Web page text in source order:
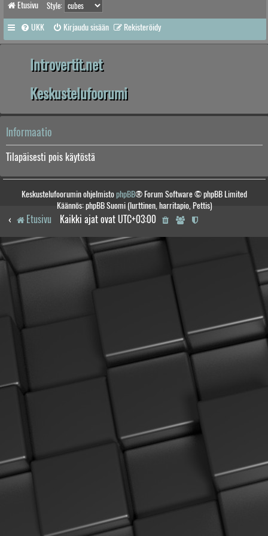
Etusivu Style:
UKK Kirjaudu sisään Rekisteröidy
Introvertit.net
Keskustelufoorumi
Informaatio
Tilapäisesti pois käytöstä
Keskustelufoorumin ohjelmistophpBB® Forum Software © phpBB Limited
Käännös: phpBB Suomi (lurttinen, harritapio, Pettis)
Etusivu Kaikki ajat ovat UTC+03:00